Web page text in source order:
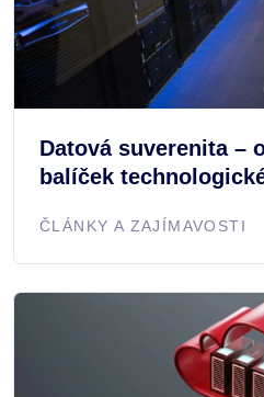
Datová suverenita –
balíček
ČLÁNKY A ZAJÍMAVOSTI